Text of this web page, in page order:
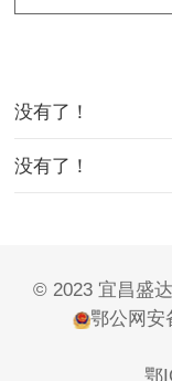
没有了！
没有了！
© 2023 宜昌盛
鄂公网安
鄂